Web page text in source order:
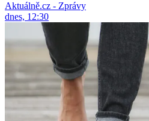
Aktuálně.cz - Zprávy
dnes, 12:30